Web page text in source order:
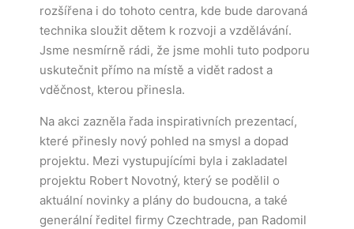
rozšířena i do tohoto centra, kde bude darovaná
technika sloužit dětem k rozvoji a vzdělávání.
Jsme nesmírně rádi, že jsme mohli tuto podporu
uskutečnit přímo na místě a vidět radost a
vděčnost, kterou přinesla.
Na akci zazněla řada inspirativních prezentací,
které přinesly nový pohled na smysl a dopad
projektu. Mezi vystupujícími byla i zakladatel
projektu Robert Novotný, který se podělil o
aktuální novinky a plány do budoucna, a také
generální ředitel firmy Czechtrade, pan Radomil